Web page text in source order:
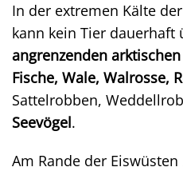
In der extremen Kälte
kann kein Tier dauerhaft
angrenzenden
Fische, Wale, Walrosse,
Sattelrobben,
Seevögel.
Am Rande der